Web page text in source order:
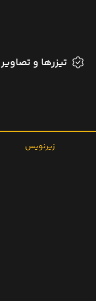
تیزرها و تصاویر Last Save Point
زیرنویس